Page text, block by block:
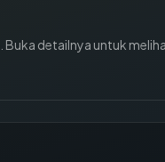
Buka detailnya untuk